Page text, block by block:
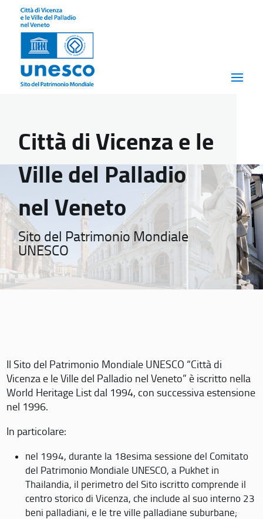
Città di Vicenza e le
Ville del Palladio
nel Veneto
Sito del Patrimonio Mondiale
UNESCO
Il Sito del Patrimonio Mondiale UNESCO “Città di
Vicenza e le Ville del Palladio nel Veneto” è iscritto nella
World Heritage List dal 1994, con successiva estensione
nel 1996.
In particolare:
nel 1994, durante la 18esima sessione del Comitato
del Patrimonio Mondiale UNESCO, a Pukhet in
Thailandia, il perimetro del Sito iscritto comprende il
centro storico di Vicenza, che include al suo interno 23
beni palladiani, e le tre ville palladiane suburbane;